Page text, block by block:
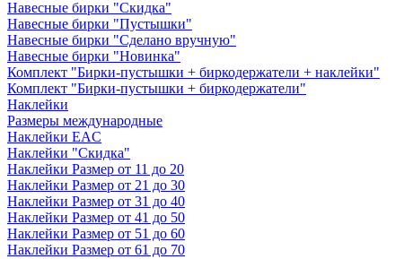
Навесные бирки "Скидка"
Навесные бирки "Пустышки"
Навесные бирки "Сделано вручную"
Навесные бирки "Новинка"
Комплект "Бирки-пустышки + биркодержатели + наклейки"
Комплект "Бирки-пустышки + биркодержатели"
Наклейки
Размеры международные
Наклейки EAC
Наклейки "Скидка"
Наклейки Размер от 11 до 20
Наклейки Размер от 21 до 30
Наклейки Размер от 31 до 40
Наклейки Размер от 41 до 50
Наклейки Размер от 51 до 60
Наклейки Размер от 61 до 70